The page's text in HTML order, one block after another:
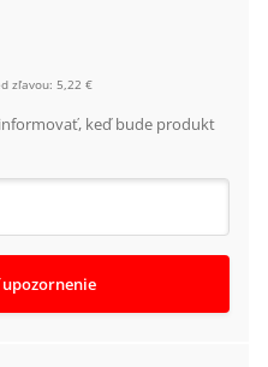
zľavou: 5,22 €
keď bude produkt